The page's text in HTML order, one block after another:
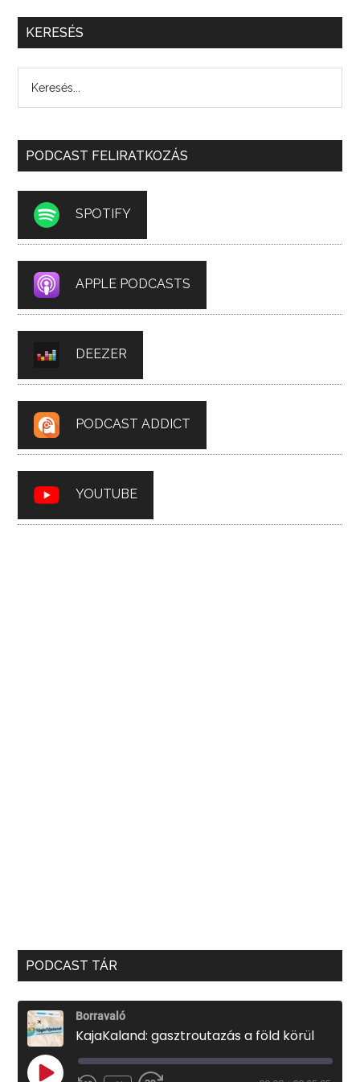
KERESÉS
PODCAST FELIRATKOZÁS
SPOTIFY
APPLE PODCASTS
DEEZER
PODCAST ADDICT
YOUTUBE
PODCAST TÁR
Borravaló
KajaKaland: gasztroutazás a föld körül